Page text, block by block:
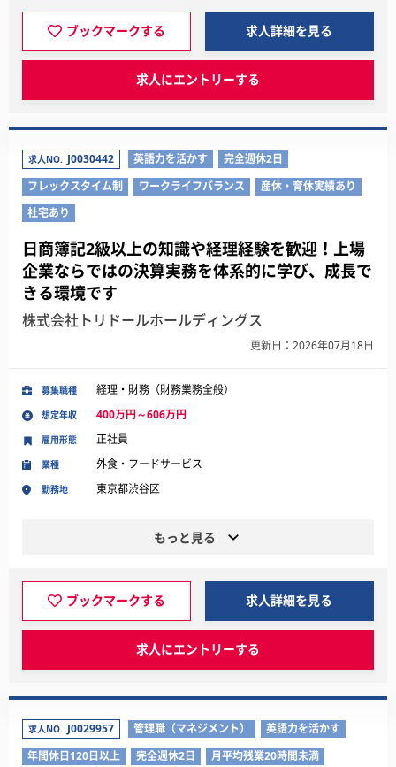
ブックマークする 求人詳細を見る
求人にエントリーする
求人NO. J0030442 英語力を活かす
完全週休2日
フレックスタイム制
ワークライフバランス
産休・育休実績あり
社宅あり
日商簿記2級以上の知識や経理経験を歓迎！上場
企業ならではの決算実務を体系的に学び、成長で
きる環境です
株式会社トリドールホールディングス
更新日：2026年07月18日
募集職種 経理・財務（財務業務全般）
想定年収 400万円～606万円
業種 外食・フードサービス
勤務地 東京都渋谷区
雇用形態 正社員
もっと見る
ブックマークする 求人詳細を見る
求人にエントリーする
求人NO. J0029957 管理職（マネジメント）
英語力を活かす
年間休日120日以上
完全週休2日
月平均残業20時間未満